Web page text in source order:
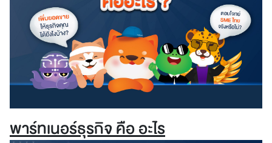
พาร์ทเนอร์ธุรกิจ คือ อะไร